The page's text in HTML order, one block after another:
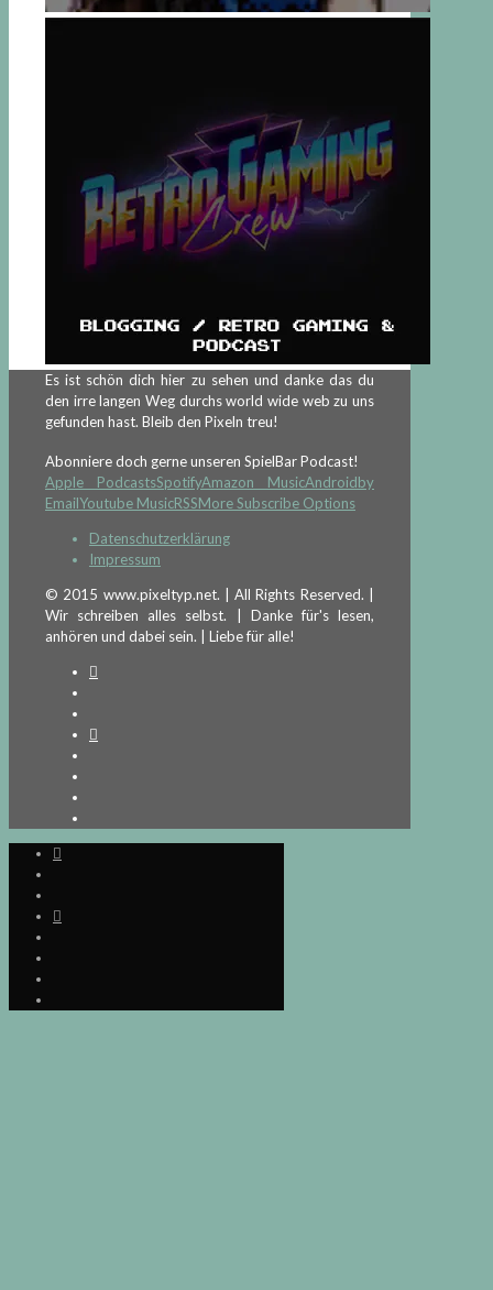
Es ist schön dich hier zu sehen und danke das du
den irre langen Weg durchs world wide web zu uns
gefunden hast. Bleib den Pixeln treu!
Abonniere doch gerne unseren SpielBar Podcast!
Apple PodcastsSpotifyAmazon MusicAndroidby
EmailYoutube MusicRSSMore Subscribe Options
Datenschutzerklärung
Impressum
© 2015 www.pixeltyp.net. | All Rights Reserved. |
Wir schreiben alles selbst. | Danke für's lesen,
anhören und dabei sein. | Liebe für alle!